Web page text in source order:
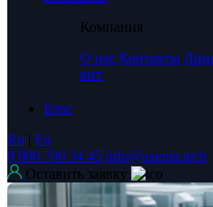
Компания
О нас Контакты
кит
Блог
Ru | En
8 800 700 34 45 info@axenta.tech
Оставить заявку